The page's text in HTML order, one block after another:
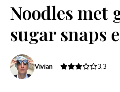
Noodles met
sugar snaps
Vivian 3,3